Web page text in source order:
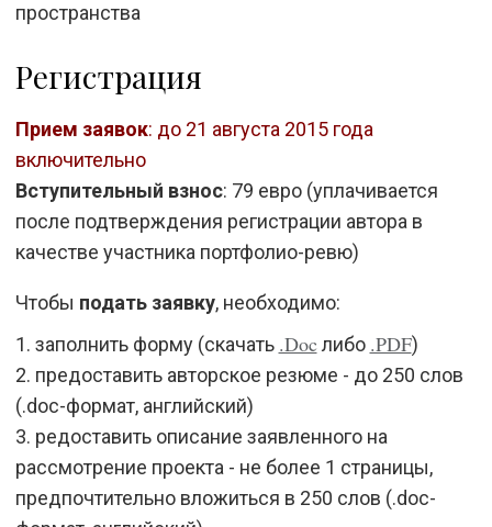
пространства
Регистрация
Прием заявок: до 21 августа 2015 года
включительно
Вступительный взнос: 79 евро (уплачивается
после подтверждения регистрации автора в
качестве участника портфолио-ревю)
Чтобы подать заявку, необходимо:
1. заполнить форму (скачать .Docлибо .PDF)
2. предоставить авторское резюме - до 250 слов
(.doc-формат, английский)
3. редоставить описание заявленного на
рассмотрение проекта - не более 1 страницы,
предпочтительно вложиться в 250 слов (.doc-